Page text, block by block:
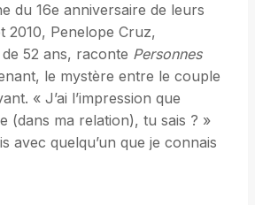
du 16e anniversaire de leurs
2010, Penelope Cruz,
52 ans, raconte Personnes
le mystère entre le couple
« J’ai l’impression que
(dans ma relation), tu sais ? »
avec quelqu’un que je connais